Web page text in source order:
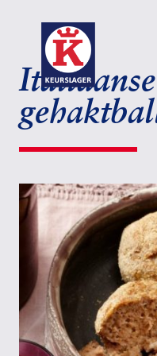
Italiaanse